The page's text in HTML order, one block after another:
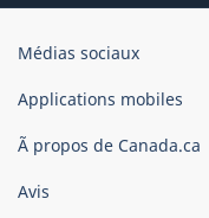
Organisation
gouvernement
Canada
Médias sociaux
Applications mobiles
Ã propos de Canada.ca
Avis